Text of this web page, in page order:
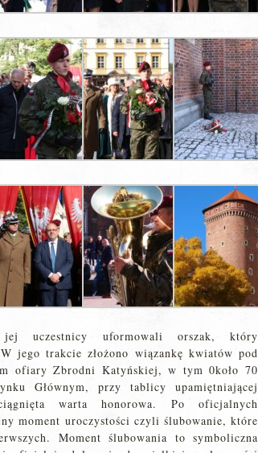
uczestnicy uformowali orszak, który
jego trakcie złożono wiązankę kwiatów pod
ofiary Zbrodni Katyńskiej, w tym 0koło 70
Głównym, przy tablicy upamiętniającej
warta honorowa. Po oficjalnych
moment uroczystości czyli ślubowanie, które
Moment ślubowania to symboliczna